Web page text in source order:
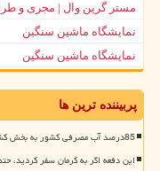
مستر گرین وال | مجری و
نمایشگاه ماشین سنگین
نمایشگاه ماشین سنگین
پربیننده ترین ها
85درصد آب مصرفی کشور به بخش کشاورزی اختصاص دارد، آن هم با قیمت خیلی پایین
این دفعه اگر به کرمان سفر کردید،